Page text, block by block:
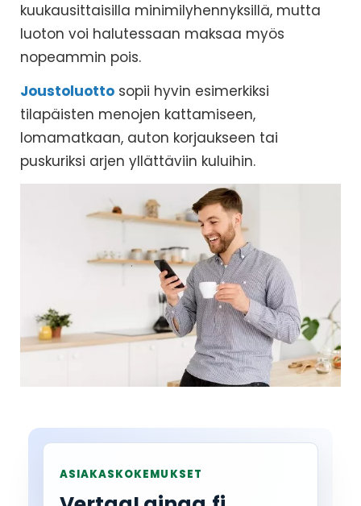
kuukausittaisilla minimilyhennyksillä, mutta
luoton voi halutessaan maksaa myös
nopeammin pois.
Joustoluotto sopii hyvin esimerkiksi
tilapäisten menojen kattamiseen,
lomamatkaan, auton korjaukseen tai
puskuriksi arjen yllättäviin kuluihin.
ASIAKASKOKEMUKSET